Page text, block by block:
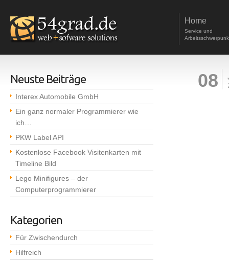
Home
Service und
08
Neuste Beiträge
Interex Automobile GmbH
Ein ganz normaler Programmierer wie
ich…
PKW Label API
Kostenlose Facebook Visitenkarten mit
Timeline Bild
Lego Minifigures – der
Computerprogrammierer
Kategorien
Für Zwischendurch
Hilfreich